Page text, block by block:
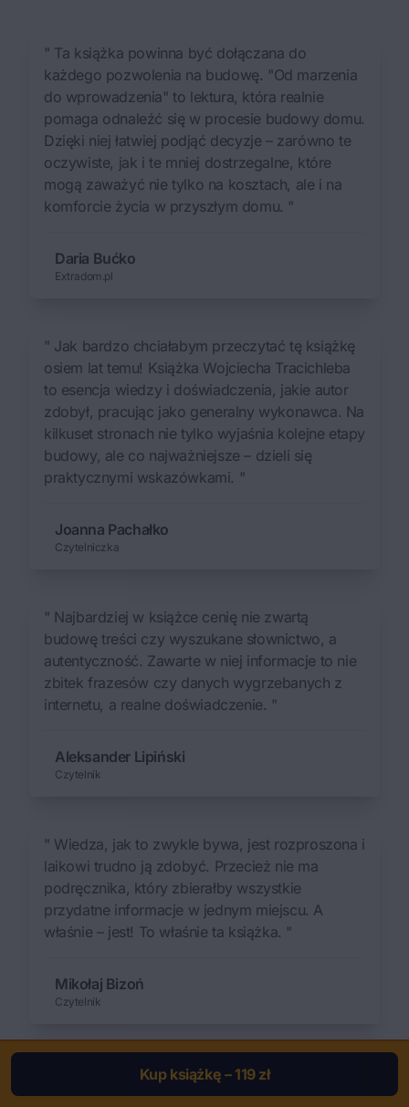
" Ta książka powinna być dołączana do
każdego pozwolenia na budowę. "Od marzenia
do wprowadzenia" to lektura, która realnie
pomaga odnaleźć się w procesie budowy domu.
Dzięki niej łatwiej podjąć decyzje – zarówno te
oczywiste, jak i te mniej dostrzegalne, które
mogą zaważyć nie tylko na kosztach, ale i na
komforcie życia w przyszłym domu. "
Daria Bućko
Extradom.pl
" Jak bardzo chciałabym przeczytać tę książkę
osiem lat temu! Książka Wojciecha Tracichleba
to esencja wiedzy i doświadczenia, jakie autor
zdobył, pracując jako generalny wykonawca. Na
kilkuset stronach nie tylko wyjaśnia kolejne etapy
budowy, ale co najważniejsze – dzieli się
praktycznymi wskazówkami. "
Joanna Pachałko
Czytelniczka
" Najbardziej w książce cenię nie zwartą
budowę treści czy wyszukane słownictwo, a
autentyczność. Zawarte w niej informacje to nie
zbitek frazesów czy danych wygrzebanych z
internetu, a realne doświadczenie. "
Aleksander Lipiński
Czytelnik
" Wiedza, jak to zwykle bywa, jest rozproszona i
laikowi trudno ją zdobyć. Przecież nie ma
podręcznika, który zbierałby wszystkie
przydatne informacje w jednym miejscu. A
właśnie – jest! To właśnie ta książka. "
Mikołaj Bizoń
Czytelnik
" Autor operuje specjalistycznymi pojęciami w
taki sposób, że wszystko szybko staje się dla
Kup książkę – 119 zł